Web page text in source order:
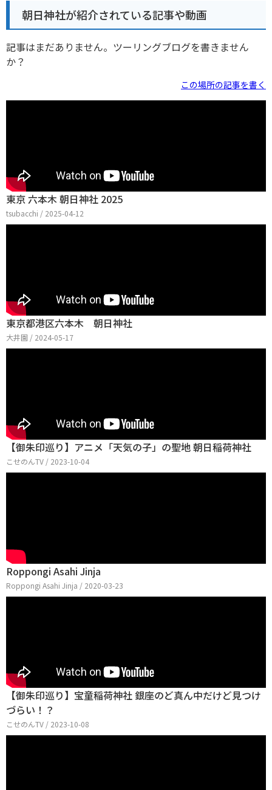
朝日神社が紹介されている記事や動画
記事はまだありません。ツーリングブログを書きません
か？
この場所の記事を書く
東京 六本木 朝日神社 2025
tsubacchi / 2025-04-12
東京都港区六本木 朝日神社
大井園 / 2024-05-17
【御朱印巡り】アニメ「天気の子」の聖地 朝日稲荷神社
こせのんTV / 2023-10-04
Roppongi Asahi Jinja
Roppongi Asahi Jinja / 2020-03-23
【御朱印巡り】宝童稲荷神社 銀座のど真ん中だけど見つけ
づらい！？
こせのんTV / 2023-10-08